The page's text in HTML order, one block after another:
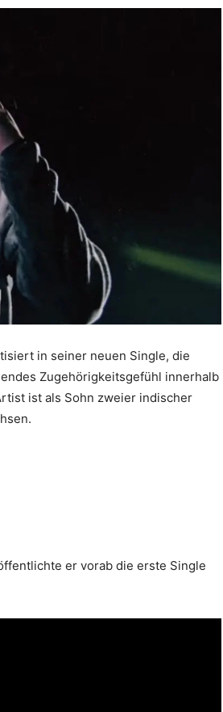
in seiner neuen Single, die
Zugehörigkeitsgefühl innerhalb
ist als Sohn zweier indischer
er vorab die erste Single